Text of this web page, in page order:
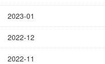
2023-01
2022-12
2022-11